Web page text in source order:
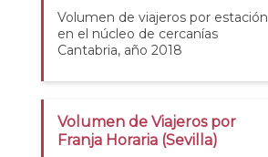
Volumen de viajeros por estación
en el núcleo de cercanías
Cantabria, año 2018
Volumen de Viajeros por
Franja Horaria (Sevilla)